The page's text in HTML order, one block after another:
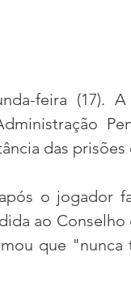
feira (17).
das prisões
o jogador
ao
que "nunca